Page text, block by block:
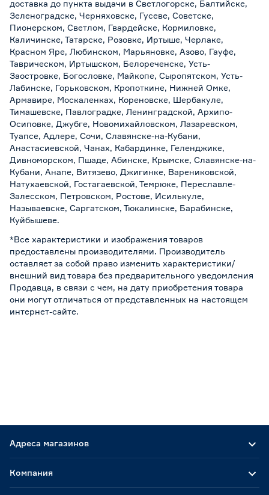
доставка до пункта выдачи в Светлогорске, Балтийске,
Зеленоградске, Черняховске, Гусеве, Советске,
Пионерском, Светлом, Гвардейске, Кормиловке,
Каличинске, Татарске, Розовке, Иртыше, Черлаке,
Красном Яре, Любинском, Марьяновке, Азово, Гауфе,
Таврическом, Иртышском, Белореченске, Усть-
Заостровке, Богословке, Майкопе, Сыропятском, Усть-
Лабинске, Горьковском, Кропоткине, Нижней Омке,
Армавире, Москаленках, Кореновске, Шербакуле,
Тимашевске, Павлоградке, Ленинградской, Архипо-
Осиповке, Джубге, Новомихайловском, Лазаревском,
Туапсе, Адлере, Сочи, Славянске-на-Кубани,
Анастасиевской, Чанах, Кабардинке, Геленджике,
Дивноморском, Пшаде, Абинске, Крымске, Славянске-на-
Кубани, Анапе, Витязево, Джигинке, Варениковской,
Натухаевской, Гостагаевской, Темрюке, Переславле-
Залесском, Петровском, Ростове, Исилькуле,
Называевске, Саргатском, Тюкалинске, Барабинске,
Куйбышеве.
*Все характеристики и изображения товаров
предоставлены производителями. Производитель
оставляет за собой право изменить характеристики/
внешний вид товара без предварительного уведомления
Продавца, в связи с чем, на дату приобретения товара
они могут отличаться от представленных на настоящем
интернет-сайте.
Адреса магазинов
Компания